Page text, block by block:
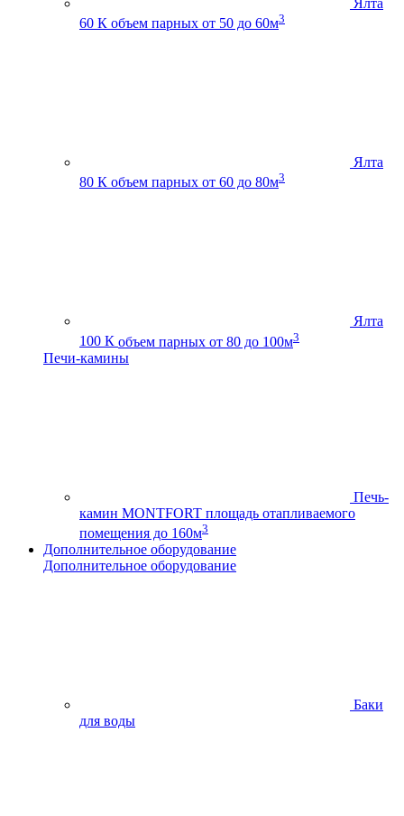
60 К объем парных от 50 до 60м3
Ялта
80 К объем парных от 60 до 80м3
Ялта
100 К объем парных от 80 до 100м3
Печи-камины
Печь-
камин MONTFORT площадь отапливаемого
помещения до 160м3
Дополнительное оборудование
Дополнительное оборудование
Баки
для воды